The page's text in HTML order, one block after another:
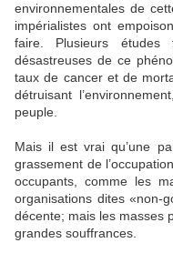
environnementales de
impérialistes ont
faire. Plusieurs études
désastreuses de ce
taux de cancer et de
détruisant
peuple.
Mais il est vrai qu’une
grassement de
occupants, comme les
organisations dites «non-
décente; mais les masses
grandes souffrances.